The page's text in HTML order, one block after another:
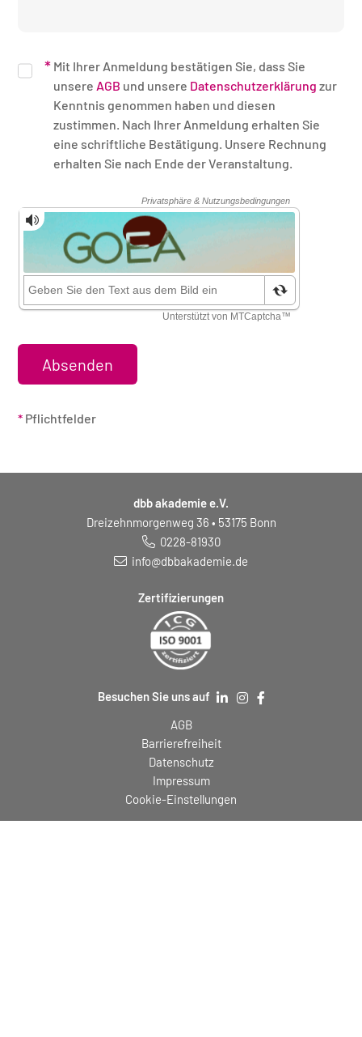
Mit Ihrer Anmeldung bestätigen Sie, dass Sie
unsere AGB und unsere Datenschutzerklärung zur
Kenntnis genommen haben und diesen
zustimmen. Nach Ihrer Anmeldung erhalten Sie
eine schriftliche Bestätigung. Unsere Rechnung
erhalten Sie nach Ende der Veranstaltung.
Sicherheitsüberprüfung
* Pflichtfelder
dbb akademie e.V.
Dreizehnmorgenweg 36 • 53175 Bonn
0228-81930
info@dbbakademie.de
Zertifizierungen
Besuchen Sie uns auf
AGB
Barrierefreiheit
Datenschutz
Impressum
Cookie-Einstellungen